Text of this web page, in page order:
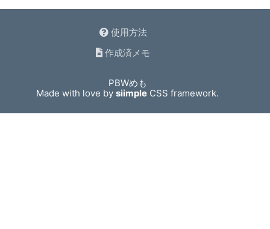
使用方法
作成済メモ
PBWめも
Made with love bysiimple CSS framework.